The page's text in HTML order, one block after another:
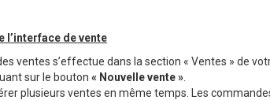
l’interface de vente
ventes s’effectue dans la section « Ventes » de
sur le bouton « Nouvelle vente »
plusieurs ventes en même temps. Les